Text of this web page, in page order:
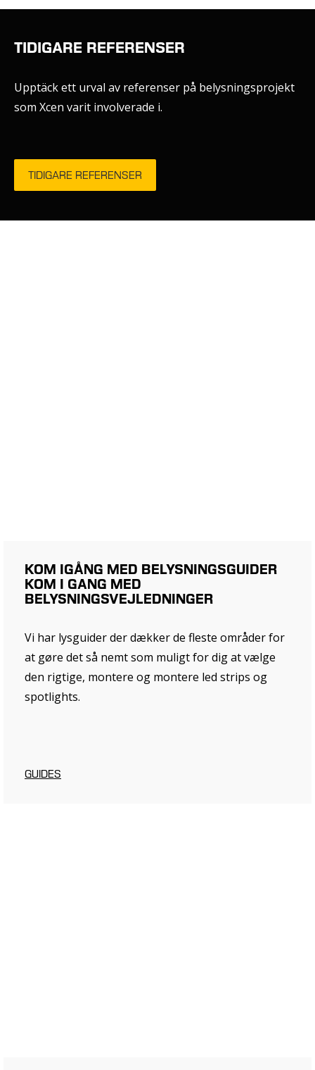
TIDIGARE REFERENSER
Upptäck ett urval av referenser på belysningsprojekt
som Xcen varit involverade i.
TIDIGARE REFERENSER
KOM IGÅNG MED BELYSNINGSGUIDER
KOM I GANG MED
BELYSNINGSVEJLEDNINGER
Vi har lysguider der dækker de fleste områder for
at gøre det så nemt som muligt for dig at vælge
den rigtige, montere og montere led strips og
spotlights.
GUIDES